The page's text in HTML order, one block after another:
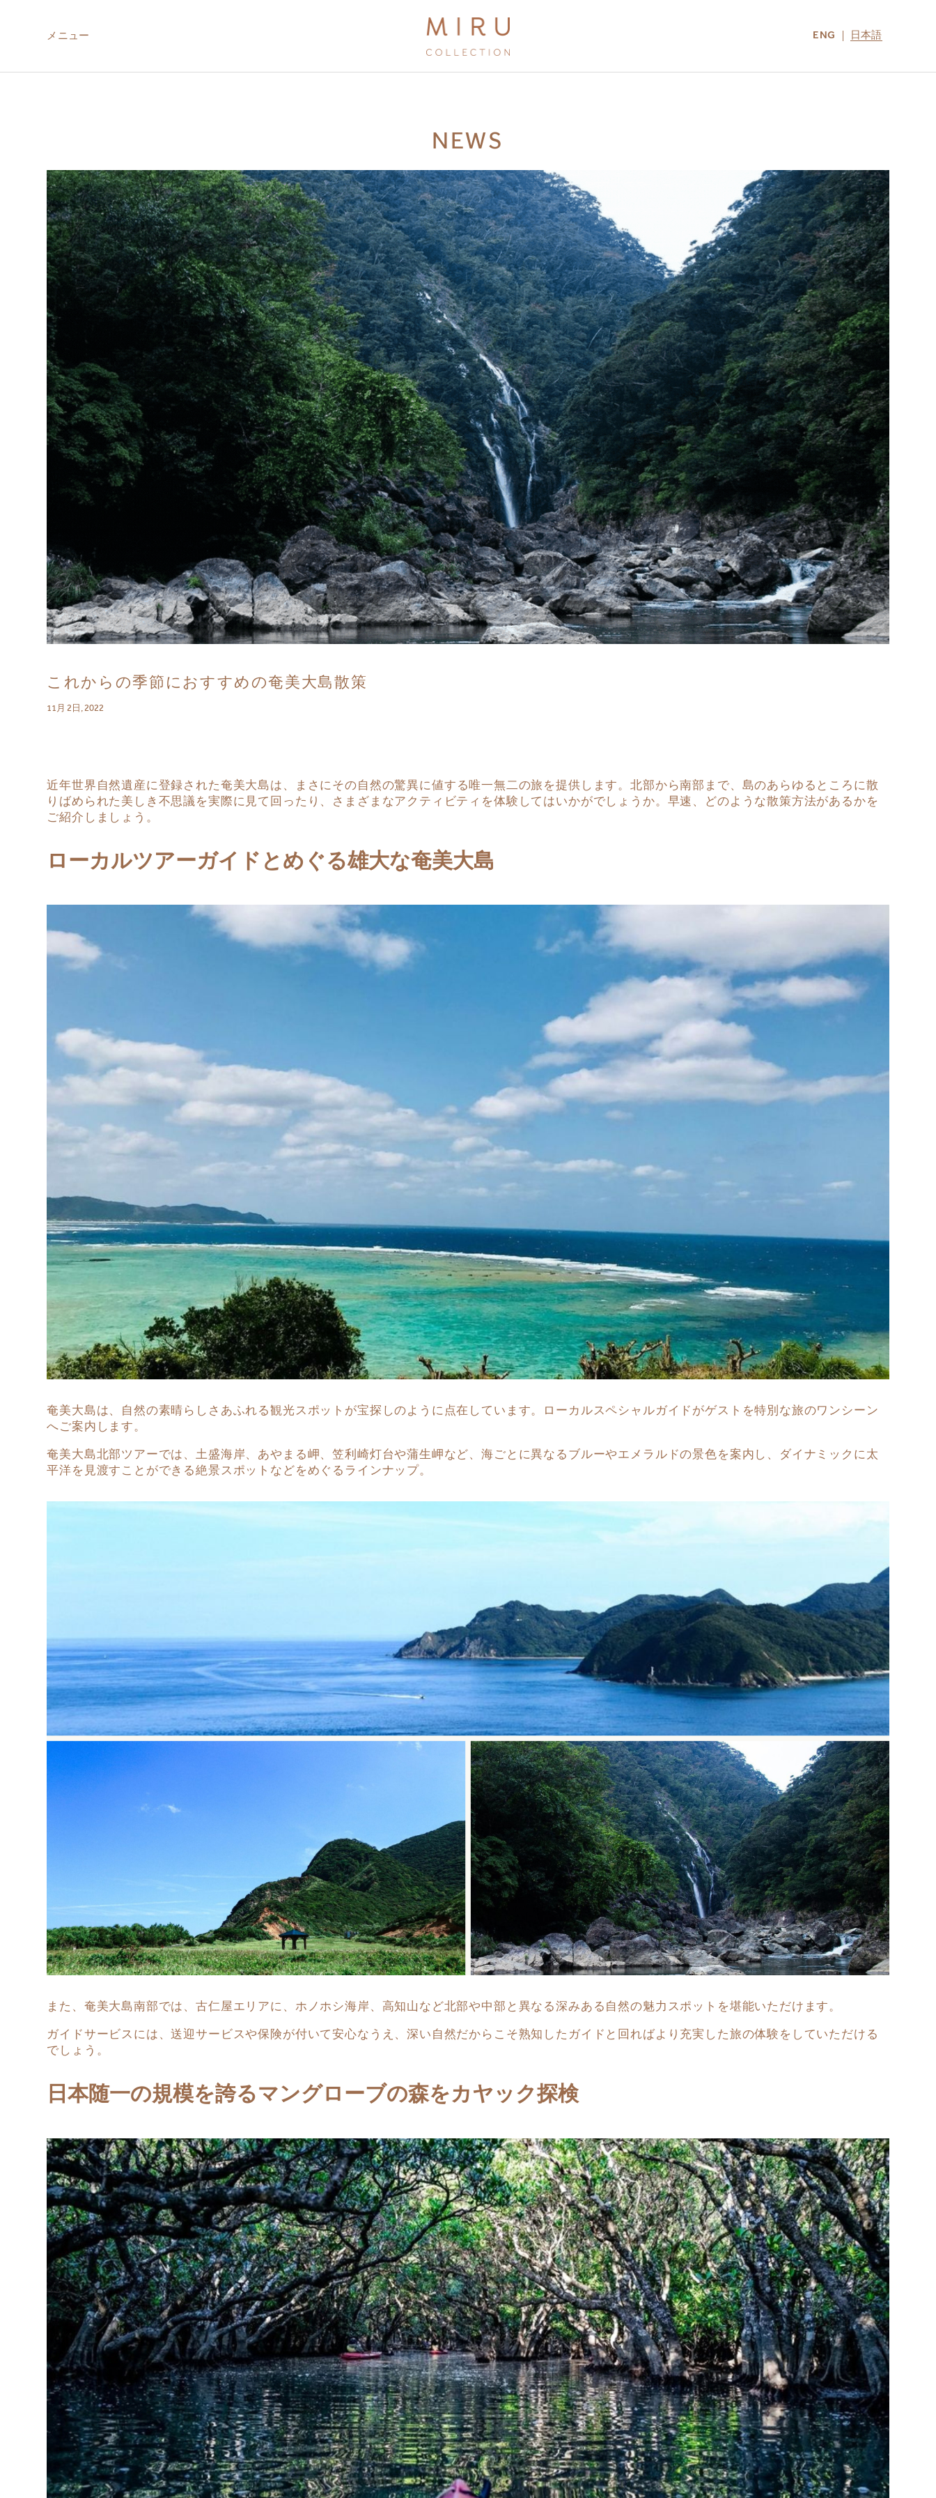
メニュー ENG 日本語
NEWS
これからの季節におすすめの奄美大島散策
11月 2日, 2022
近年世界自然遺産に登録された奄美大島は、 まさにその自然の驚異に値する唯一無二の旅を提供します 。北部から南部まで、島のあらゆるところに散
りばめられた美しき不思議を実際に見て回ったり、さまざまなアクティビティを体験してはいかがでしょうか。早速、どのような散策方法があるかを
ご紹介しましょう。
ローカルツアーガイドとめぐる雄大な奄美大島
奄美大島は、自然の素晴らしさあふれる観光スポットが宝探しのように点在しています。ローカルスペシャルガイドがゲストを特別な旅のワンシーン
へご案内します。
奄美大島北部ツアーでは、土盛海岸、あやまる岬、笠利崎灯台や蒲生岬など、海ごとに異なるブルーやエメラルドの景色を案内し、ダイナミックに太
平洋を見渡すことができる絶景スポットなどをめぐるラインナップ。⁠
また、奄美大島南部では、古仁屋エリアに、ホノホシ海岸、高知山など北部や中部と異なる深みある自然の魅力スポットを堪能いただけます。⁠
ガイドサービスには、送迎サービスや保険が付いて安心なうえ、深い自然だからこそ熟知したガイドと回ればより充実した旅の体験をしていただける
でしょう。
日本随一の規模を誇るマングローブの森をカヤック探検